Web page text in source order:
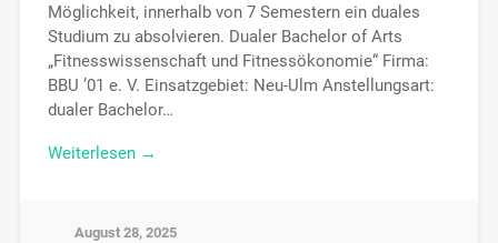
Möglichkeit, innerhalb von 7 Semestern ein duales
Studium zu absolvieren. Dualer Bachelor of Arts
„Fitnesswissenschaft und Fitnessökonomie“ Firma:
BBU ’01 e. V. Einsatzgebiet: Neu-Ulm Anstellungsart:
dualer Bachelor…
Weiterlesen →
August 28, 2025